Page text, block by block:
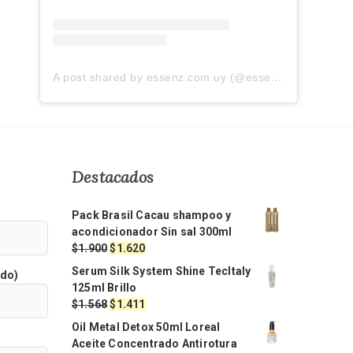
A post shared by essenz.com.uy (@essenz.com.uy)
Destacados
Pack Brasil Cacau shampoo y
acondicionador Sin sal 300ml
$1.900El
precio
original
era:
$1.900.
$1.620El
precio
es:
$1.620.
Serum Silk System Shine TecItaly
125ml Brillo
$1.568El
precio
original
$1.411
precio
actual
Oil Metal Detox 50ml Loreal
Aceite Concentrado Antirotura